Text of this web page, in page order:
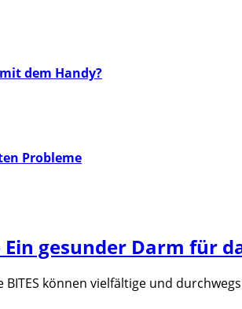
dem Handy?
Probleme
Ein gesunder Darm für
können vielfältige und